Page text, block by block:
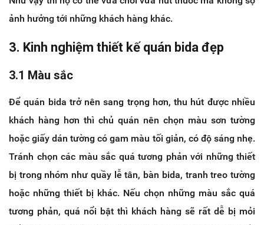
ảnh hưởng tới những khách hàng khác.
3. Kinh nghiệm thiết kế quán bida đẹp
3.1 Màu sắc
Để quán bida trở nên sang trọng hơn, thu hút được nhiều
khách hàng hơn thì chủ quán nên chọn màu sơn tường
hoặc giấy dán tường có gam màu tối giản, có độ sáng nhẹ.
Tránh chọn các màu sắc quá tương phản với những thiết
bị trong nhóm như quầy lễ tân, bàn bida, tranh treo tường
hoặc những thiết bị khác. Nếu chọn những màu sắc quá
tương phản, quá nổi bật thì khách hàng sẽ rất dễ bị mỏi